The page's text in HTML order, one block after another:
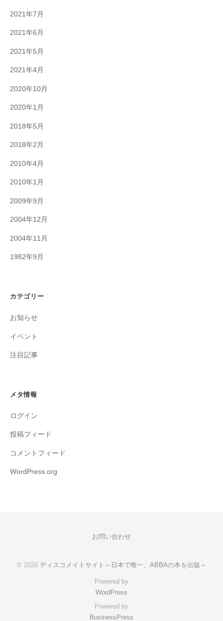
2021年7月
2021年6月
2021年5月
2021年4月
2020年10月
2020年1月
2018年5月
2018年2月
2010年4月
2010年1月
2009年9月
2004年12月
2004年11月
1982年9月
カテゴリー
お知らせ
イベント
注目記事
メタ情報
ログイン
投稿フィード
コメントフィード
WordPress.org
お問い合わせ
© 2026 ディスコメイトサイト～日本で唯一、ABBAの本を出版～
Powered by
WordPress
Powered by
BusinessPress